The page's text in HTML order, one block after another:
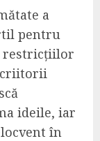
a
pentru
restricțiilor
ideile, iar
în